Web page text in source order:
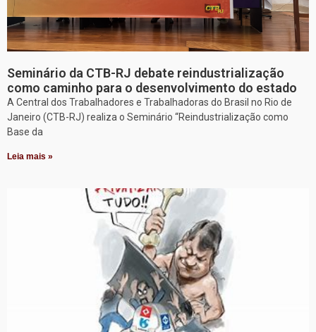
Seminário da CTB-RJ debate reindustrialização
como caminho para o desenvolvimento do estado
A Central dos Trabalhadores e Trabalhadoras do Brasil no Rio de
Janeiro (CTB-RJ) realiza o Seminário “Reindustrialização como
Base da
Leia mais »